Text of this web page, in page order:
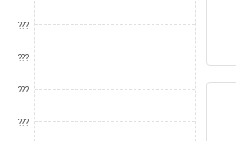
???
???
???
???